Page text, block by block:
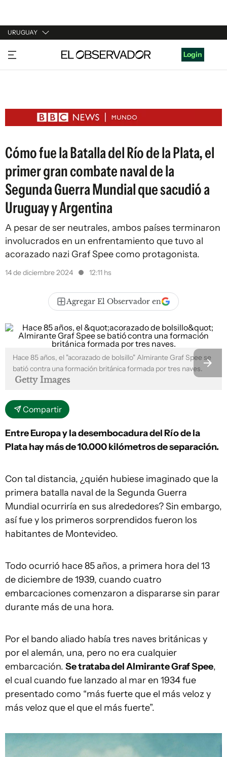
URUGUAY
URUGUAY
ARGENTINA
ESTADOS UNIDOS
Login
Cómo fue la Batalla del Río de la Plata, el
primer gran combate naval de la
Segunda Guerra Mundial que sacudió a
Uruguay y Argentina
A pesar de ser neutrales, ambos países terminaron
involucrados en un enfrentamiento que tuvo al
acorazado nazi Graf Spee como protagonista.
14 de diciembre 2024 12:11 hs
Agregar El Observador en
Hace 85 años, el "acorazado de bolsillo" Almirante Graf Spee se
batió contra una formación británica formada por tres naves.
Getty Images
Compartir
Entre Europa y la desembocadura del Río de la
Plata hay más de 10.000 kilómetros de separación.
Con tal distancia, ¿quién hubiese imaginado que la
primera batalla naval de la Segunda Guerra
Mundial ocurriría en sus alrededores? Sin embargo,
así fue y los primeros sorprendidos fueron los
habitantes de Montevideo.
Todo ocurrió hace 85 años, a primera hora del 13
de diciembre de 1939, cuando cuatro
embarcaciones comenzaron a dispararse sin parar
durante más de una hora.
Por el bando aliado había tres naves británicas y
por el alemán, una, pero no era cualquier
embarcación. Se trataba del Almirante Graf Spee,
el cual cuando fue lanzado al mar en 1934 fue
presentado como “más fuerte que el más veloz y
más veloz que el que el más fuerte”.